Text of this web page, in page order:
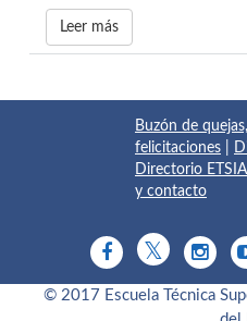
Leer más
Buzón de
felicitaciones
Directorio
y contacto
© 2017 Escuela Técnica